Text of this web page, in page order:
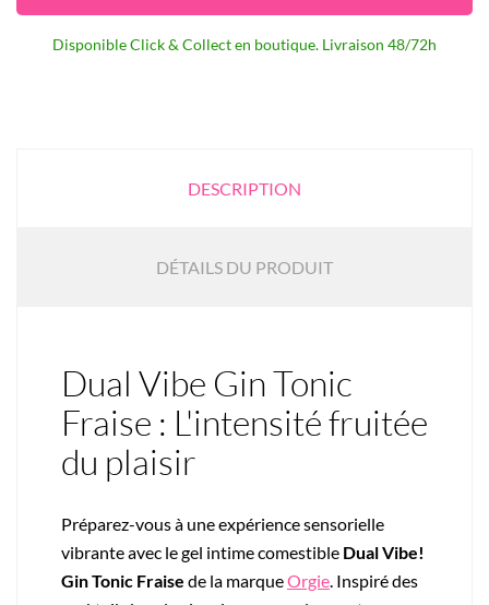
Disponible Click & Collect en boutique. Livraison 48/72h
DESCRIPTION
DÉTAILS DU PRODUIT
Dual Vibe Gin Tonic
Fraise : L'intensité fruitée
du plaisir
Préparez-vous à une expérience sensorielle
vibrante avec le gel intime comestible Dual Vibe!
Gin Tonic Fraise de la marqueOrgie. Inspiré des